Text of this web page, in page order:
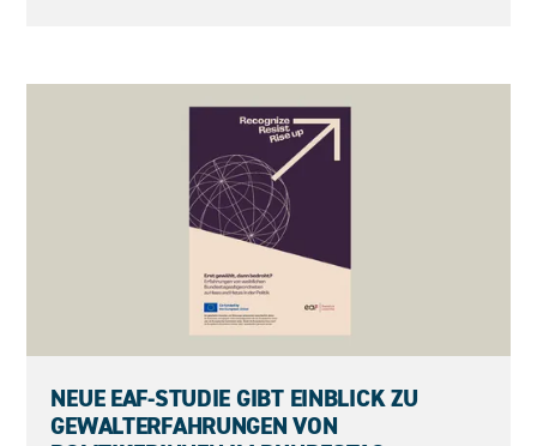
NEUE EAF-STUDIE GIBT EINBLICK ZU
GEWALTERFAHRUNGEN VON